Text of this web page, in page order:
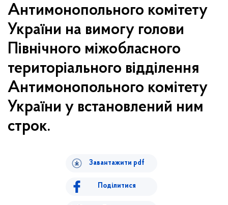
Антимонопольного комітету
України на вимогу голови
Північного міжобласного
територіального відділення
Антимонопольного комітету
України у встановлений ним
строк.
Завантажити pdf
Поділитися